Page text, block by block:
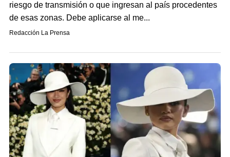
riesgo de transmisión o que ingresan al país procedentes
de esas zonas. Debe aplicarse al me...
Redacción La Prensa